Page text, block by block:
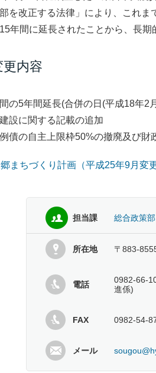
を改正する法律」により、これ
年間に延長されたことから、長期
内容
の5年間延長(合併の日(平成18年
設に関する記載の追加
債の自主上限枠50%の撤廃及び財
まちづくり計画（平成25年9月変
担当課 総合政策
所在地 〒883-
電話
0982-66-
進係)
FAX 0982-54-
メール